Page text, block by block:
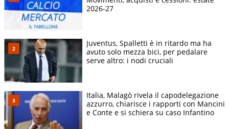
2026-27
Juventus, Spalletti è in ritardo ma ha
avuto solo mezza bici, per pedalare
serve altro: i nodi cruciali
Italia, Malagò rivela il capodelegazione
azzurro, chiarisce i rapporti con Mancini
e Conte e si schiera su caso Infantino